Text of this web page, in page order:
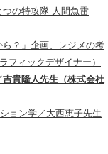
つの特攻隊 人間魚雷
？」企画、レジメの考
フィックデザイナー）
貴隆人先生（株式会社
ョン学／大西恵子先生